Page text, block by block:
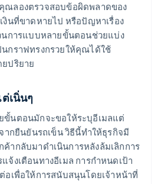
ลองตรวจสอบข้อผิดพลาดของ
งินที่ขาดหายไป หรือปัญหาเรื่อง
นการแบบหลายขั้นตอนช่วยแบ่ง
นกราฟทรงกรวยให้คุณได้ใช้
ปริยาย
เนิ่นๆ
ขั้นตอนมักจะขอให้ระบุอีเมลแต่
ากยืนยันรถเข็น วิธีนี้ทำให้ธุรกิจมี
ค้ากลับมาดำเนินการหลังล้มเลิกการ
จ้งเตือนทางอีเมล การกำหนดเป้า
เพื่อให้การสนับสนุนโดยเจ้าหน้าที่